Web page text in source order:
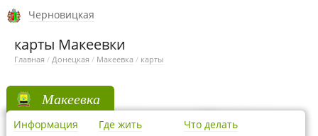
Черновицкая
карты Макеевки
Главная / Донецкая / Макеевка / карты
Макеевка
Информация Где жить Что делать